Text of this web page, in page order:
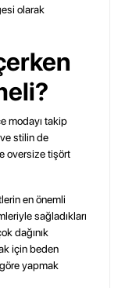
olarak
modayı takip
stilinde
oversize tişört
en önemli
sağladıkları
dağınık
için beden
yapmak